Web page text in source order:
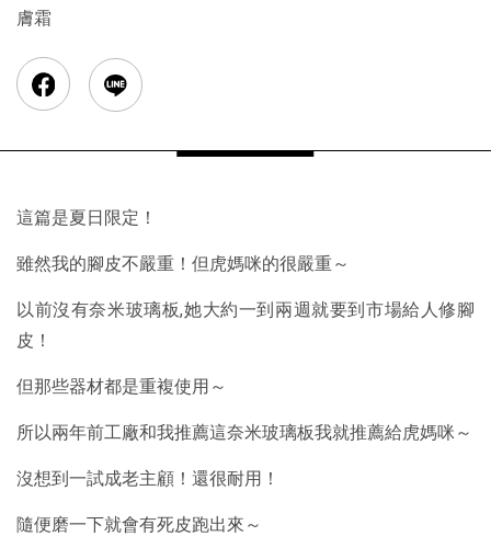
膚霜
這篇是夏日限定！
雖然我的腳皮不嚴重！但虎媽咪的很嚴重～
以前沒有奈米玻璃板,她大約一到兩週就要到市場給人修腳
皮！
但那些器材都是重複使用～
所以兩年前工廠和我推薦這奈米玻璃板我就推薦給虎媽咪～
沒想到一試成老主顧！還很耐用！
隨便磨一下就會有死皮跑出來～